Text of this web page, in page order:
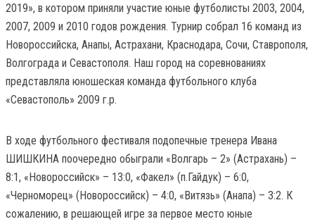
2019», в котором приняли участие юные футболисты 2003, 2004,
2007, 2009 и 2010 годов рождения. Турнир собрал 16 команд из
Новороссийска, Анапы, Астрахани, Краснодара, Сочи, Ставрополя,
Волгограда и Севастополя. Наш город на соревнованиях
представляла юношеская команда футбольного клуба
«Севастополь» 2009 г.р.
В ходе футбольного фестиваля подопечные тренера Ивана
ШИШКИНА поочередно обыграли «Волгарь – 2» (Астрахань) –
8:1, «Новороссийск» – 13:0, «Факел» (п.Гайдук) – 6:0,
«Черноморец» (Новороссийск) – 4:0, «Витязь» (Анапа) – 3:2. К
сожалению, в решающей игре за первое место юные